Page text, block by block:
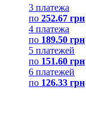
3 платежа
по 252.67 грн
4 платежа
по 189.50 грн
5 платежей
по 151.60 грн
6 платежей
по 126.33 грн